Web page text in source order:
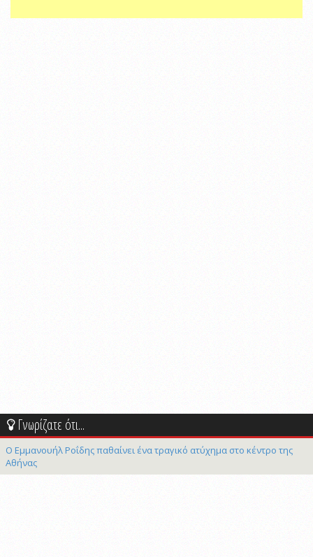
Γνωρίζατε ότι...
Ο Εμμανουήλ Ροΐδης παθαίνει ένα τραγικό ατύχημα στο κέντρο της
Αθήνας